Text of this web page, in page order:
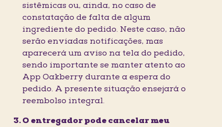
sistêmicas ou, ainda, no caso de
constatação de falta de algum
ingrediente do pedido. Neste caso, não
serão enviadas notificações, mas
aparecerá um aviso na tela do pedido,
sendo importante se manter atento ao
App Oakberry durante a espera do
pedido. A presente situação ensejará o
reembolso integral.
O entregador pode cancelar meu